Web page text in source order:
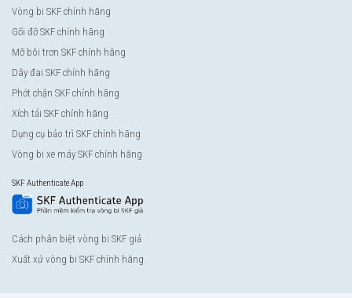
Vòng bi SKF chính hãng
Gối đỡ SKF chính hãng
Mỡ bôi trơn SKF chính hãng
Dây đai SKF chính hãng
Phớt chặn SKF chính hãng
Xích tải SKF chính hãng
Dụng cụ bảo trì SKF chính hãng
Vòng bi xe máy SKF chính hãng
SKF Authenticate App
Cách phân biệt vòng bi SKF giả
Xuất xứ vòng bi SKF chính hãng